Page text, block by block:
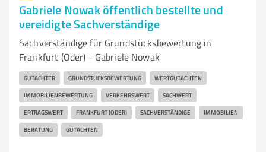
Gabriele Nowak öffentlich bestellte und
vereidigte Sachverständige
Sachverständige für Grundstücksbewertung in
Frankfurt (Oder) - Gabriele Nowak
GUTACHTER GRUNDSTÜCKSBEWERTUNG WERTGUTACHTEN
IMMOBILIENBEWERTUNG VERKEHRSWERT SACHWERT
ERTRAGSWERT FRANKFURT (ODER) SACHVERSTÄNDIGE IMMOBILIEN
BERATUNG GUTACHTEN